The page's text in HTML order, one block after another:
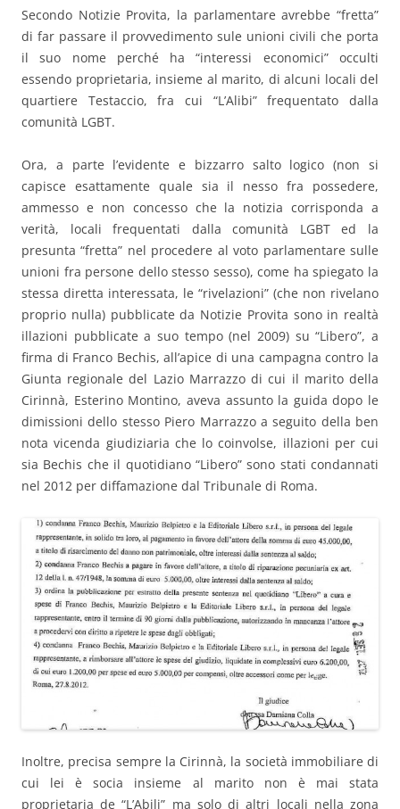
Secondo Notizie Provita, la parlamentare avrebbe “fretta”
di far passare il provvedimento sule unioni civili che porta
il suo nome perché ha “interessi economici” occulti
essendo proprietaria, insieme al marito, di alcuni locali del
quartiere Testaccio, fra cui “L’Alibi” frequentato dalla
comunità LGBT.
Ora, a parte l’evidente e bizzarro salto logico (non si
capisce esattamente quale sia il nesso fra possedere,
ammesso e non concesso che la notizia corrisponda a
verità, locali frequentati dalla comunità LGBT ed la
presunta “fretta” nel procedere al voto parlamentare sulle
unioni fra persone dello stesso sesso), come ha spiegato la
stessa diretta interessata, le “rivelazioni” (che non rivelano
proprio nulla) pubblicate da Notizie Provita sono in realtà
illazioni pubblicate a suo tempo (nel 2009) su “Libero”, a
firma di Franco Bechis, all’apice di una campagna contro la
Giunta regionale del Lazio Marrazzo di cui il marito della
Cirinnà, Esterino Montino, aveva assunto la guida dopo le
dimissioni dello stesso Piero Marrazzo a seguito della ben
nota vicenda giudiziaria che lo coinvolse, illazioni per cui
sia Bechis che il quotidiano “Libero” sono stati condannati
nel 2012 per diffamazione dal Tribunale di Roma.
Inoltre, precisa sempre la Cirinnà, la società immobiliare di
cui lei è socia insieme al marito non è mai stata
proprietaria de “L’Abili” ma solo di altri locali nella zona